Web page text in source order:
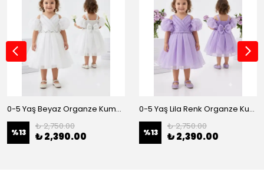
0-5 Yaş Beyaz Organze Kumaş Bel İnci Kemerli Midi Boy Arkası Lastikli Abiye
%13
₺ 2,750.00
₺ 2,390.00
0-5 Yaş Lila Renk Organze Kumaş Bel İnci Kemerli Midi Boy Arkası Lastikli Abiye
%13
₺ 2,750.00
₺ 2,390.00